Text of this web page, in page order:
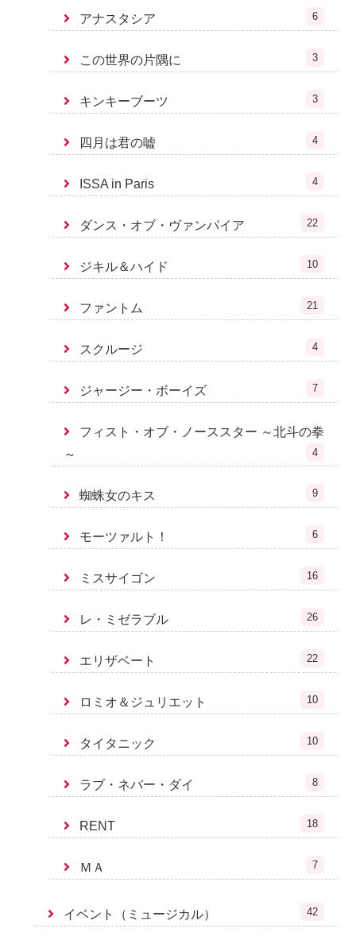
アナスタシア 6
この世界の片隅に 3
キンキーブーツ 3
四月は君の嘘 4
ISSA in Paris 4
ダンス・オブ・ヴァンパイア 22
ジキル＆ハイド 10
ファントム 21
スクルージ 4
ジャージー・ボーイズ 7
フィスト・オブ・ノーススター ～北斗の拳
～
4
蜘蛛女のキス 9
モーツァルト！ 6
ミスサイゴン 16
レ・ミゼラブル 26
エリザベート 22
ロミオ＆ジュリエット 10
タイタニック 10
ラブ・ネバー・ダイ 8
RENT 18
ＭＡ 7
イベント（ミュージカル） 42